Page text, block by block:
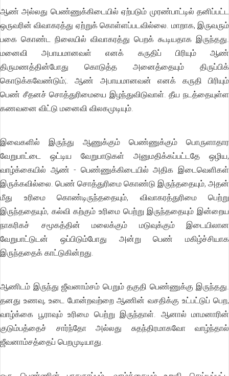
ஆண் அல்லது பெண்ணுக்கிடையில் ஏற்படும் முரண்பாட்டில் தனிப்பட்ட
ஒருவரின் விவாகரத்து ஏற்றுக் கொள்ளப்படவில்லை. மாறாக, இருவரும்
பகை கொண்ட நிலையில் விவாகரத்து பெறக் கூடியதாக இருந்தது.
மனைவி அபாயமானவள் எனக் கருதிப் பிரியும் ஆண்
திருமணத்தின்போது கொடுத்த அனைத்தையும் திருப்பிக்
கொடுக்கவேண்டும்;. ஆண் அபாயமானவன் எனக் கருதி பிரியும்
பெண் சீதனச் சொத்துரிமையை இழந்துவிடுவாள். தீய நடத்தையுள்ள
கணவனை விட்டு மனைவி விலகமுடியும்.
இவைகளில் இருந்து ஆணுக்கும் பெண்ணுக்கும் பொருளாதார
வேறுபாட்டை ஒட்டிய வேறுபாடுகள் அனுமதிக்கப்பட்டதே ஒழிய,
வாழ்க்கையில் ஆண் - பெண்ணுக்கிடையில் அதிக இடைவெளிகள்
இருக்கவில்லை. பெண் சொத்துரிமை கொண்டு இருந்ததையும், அதன்
மீது உரிமை கொண்டிருந்ததையும், விவாகரத்துரிமை பெற்று
இருந்ததையும், கல்வி கற்கும் உரிமை பெற்று இருந்ததையும் இன்றைய
நாகரிகச் சமூகத்தின் மலைக்கும் மடுவுக்கும் இடையிலான
வேறுபாட்டுடன் ஒப்பிடும்போது அன்று பெண் மகிழ்ச்சியாக
இருந்ததைக் காட்டுகின்றது.
ஆணிடம் இருந்து ஜீவனாம்சம் பெறும் தகுதி பெண்ணுக்கு இருந்தது.
தனது உணவு, உடை போன்றவற்றை ஆணின் வசதிக்கு உட்பட்டுப் பெற,
வாழ்க்கை பூராவும் உரிமை பெற்று இருந்தாள். ஆனால் மாமனாரின்
குடும்பத்தைச் சார்ந்தோ அல்லது சுதந்திரமாகவோ வாழ்ந்தால்
ஜீவனாம்சத்தைப் பெறமுடியாது.